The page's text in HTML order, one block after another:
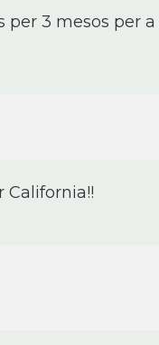
3 mesos per
California!!